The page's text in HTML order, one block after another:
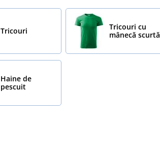
Tricouri
Tricouri cu
mânecă scurtă
Haine de
pescuit